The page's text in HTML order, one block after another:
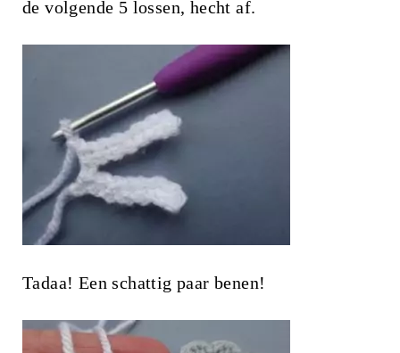
de volgende 5 lossen, hecht af.
Tadaa! Een schattig paar benen!